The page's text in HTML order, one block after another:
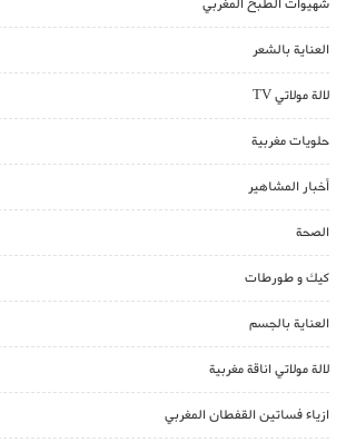
العناية بالشعر
لالة مولاتي TV
حلويات مغربية
أخبار المشاهير
الصحة
كيك و طورطات
العناية بالجسم
لالة مولاتي اناقة مغربية
ازياء فساتين القفطان المغربي